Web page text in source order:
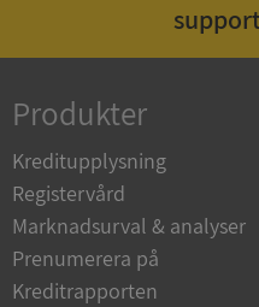
Produkter
Kreditupplysning
Registervård
Marknadsurval & analyser
Prenumerera på
Kreditrapporten